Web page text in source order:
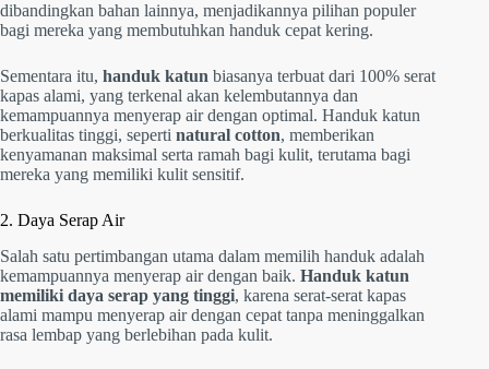
dibandingkan bahan lainnya, menjadikannya pilihan populer
bagi mereka yang membutuhkan handuk cepat kering.
Sementara itu, handuk katun biasanya terbuat dari 100% serat
kapas alami, yang terkenal akan kelembutannya dan
kemampuannya menyerap air dengan optimal. Handuk katun
berkualitas tinggi, seperti natural cotton, memberikan
kenyamanan maksimal serta ramah bagi kulit, terutama bagi
mereka yang memiliki kulit sensitif.
2. Daya Serap Air
Salah satu pertimbangan utama dalam memilih handuk adalah
kemampuannya menyerap air dengan baik. Handuk katun
memiliki daya serap yang tinggi, karena serat-serat kapas
alami mampu menyerap air dengan cepat tanpa meninggalkan
rasa lembap yang berlebihan pada kulit.